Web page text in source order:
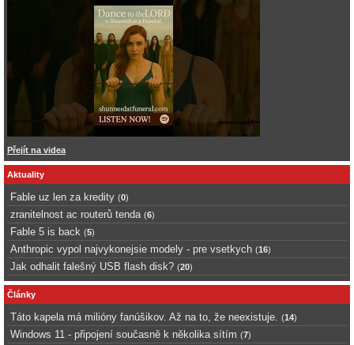
Přejít na videa
Aktuality
Fable uz len za kredity (0)
zranitelnost ac routerů tenda (6)
Fable 5 is back (5)
Anthropic vypol najvykonejsie modely - pre vsetkych (16)
Jak odhalit falešný USB flash disk? (20)
Články
Táto kapela má milióny fanúšikov. Až na to, že neexistuje. (14)
Windows 11 - připojení současně k několika sítím (7)